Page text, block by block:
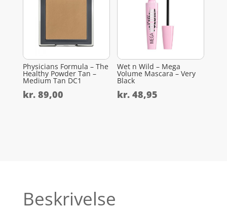
Physicians Formula – The
Healthy Powder Tan –
Medium Tan DC1
kr.89,00
Wet n Wild – Mega
Volume Mascara – Very
Black
kr. 48,95
Beskrivelse